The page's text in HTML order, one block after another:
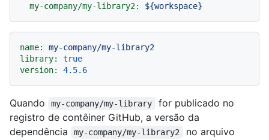
my-company/my-library2:
${workspace}
name:
my-company/my-library2
library:
true
version:
4.5.6
Quando my-company/my-library
for publicado no
registro de contêiner GitHub, a versão da
dependência
my-company/my-library2 no arquivo